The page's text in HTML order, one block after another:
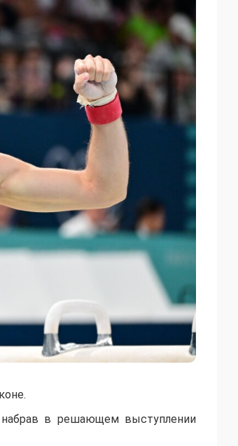
в решающем выступлении